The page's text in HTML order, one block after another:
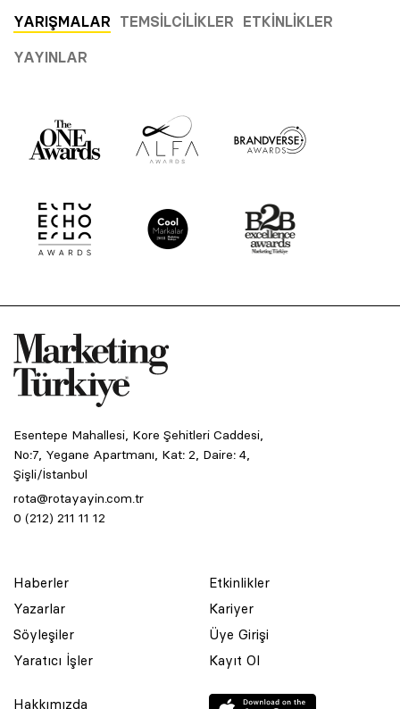
YARIŞMALAR TEMSILCILIKLER ETKINLIKLER
YAYINLAR
Esentepe Mahallesi, Kore Şehitleri Caddesi,
No:7, Yegane Apartmanı, Kat: 2, Daire: 4,
Şişli/İstanbul
rota@rotayayin.com.tr
0 (212) 211 11 12
Haberler
Yazarlar
Söyleşiler
Yaratıcı İşler
Etkinlikler
Kariyer
Üye Girişi
Kayıt Ol
Hakkımızda